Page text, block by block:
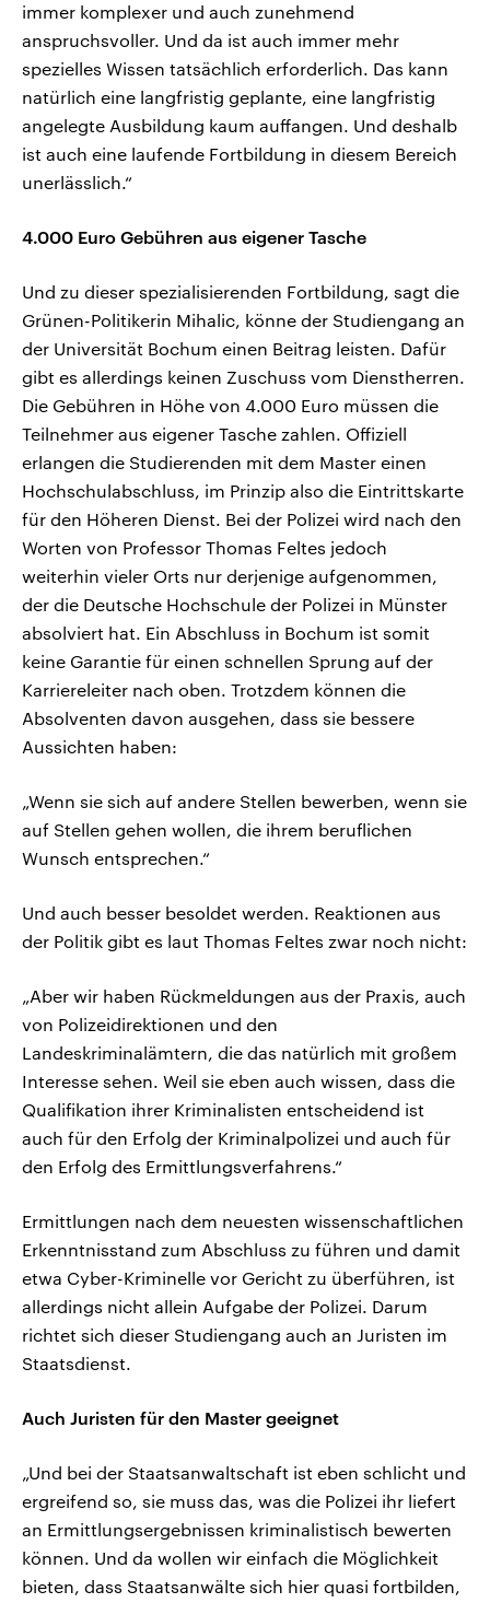
immer komplexer und auch zunehmend
anspruchsvoller. Und da ist auch immer mehr
spezielles Wissen tatsächlich erforderlich. Das kann
natürlich eine langfristig geplante, eine langfristig
angelegte Ausbildung kaum auffangen. Und deshalb
ist auch eine laufende Fortbildung in diesem Bereich
unerlässlich.“
4.000 Euro Gebühren aus eigener Tasche
Und zu dieser spezialisierenden Fortbildung, sagt die
Grünen-Politikerin Mihalic, könne der Studiengang an
der Universität Bochum einen Beitrag leisten. Dafür
gibt es allerdings keinen Zuschuss vom Dienstherren.
Die Gebühren in Höhe von 4.000 Euro müssen die
Teilnehmer aus eigener Tasche zahlen. Offiziell
erlangen die Studierenden mit dem Master einen
Hochschulabschluss, im Prinzip also die Eintrittskarte
für den Höheren Dienst. Bei der Polizei wird nach den
Worten von Professor Thomas Feltes jedoch
weiterhin vieler Orts nur derjenige aufgenommen,
der die Deutsche Hochschule der Polizei in Münster
absolviert hat. Ein Abschluss in Bochum ist somit
keine Garantie für einen schnellen Sprung auf der
Karriereleiter nach oben. Trotzdem können die
Absolventen davon ausgehen, dass sie bessere
Aussichten haben:
„Wenn sie sich auf andere Stellen bewerben, wenn sie
auf Stellen gehen wollen, die ihrem beruflichen
Wunsch entsprechen.“
Und auch besser besoldet werden. Reaktionen aus
der Politik gibt es laut Thomas Feltes zwar noch nicht:
„Aber wir haben Rückmeldungen aus der Praxis, auch
von Polizeidirektionen und den
Landeskriminalämtern, die das natürlich mit großem
Interesse sehen. Weil sie eben auch wissen, dass die
Qualifikation ihrer Kriminalisten entscheidend ist
auch für den Erfolg der Kriminalpolizei und auch für
den Erfolg des Ermittlungsverfahrens.“
Ermittlungen nach dem neuesten wissenschaftlichen
Erkenntnisstand zum Abschluss zu führen und damit
etwa Cyber-Kriminelle vor Gericht zu überführen, ist
allerdings nicht allein Aufgabe der Polizei. Darum
richtet sich dieser Studiengang auch an Juristen im
Staatsdienst.
Auch Juristen für den Master geeignet
„Und bei der Staatsanwaltschaft ist eben schlicht und
ergreifend so, sie muss das, was die Polizei ihr liefert
an Ermittlungsergebnissen kriminalistisch bewerten
können. Und da wollen wir einfach die Möglichkeit
bieten, dass Staatsanwälte sich hier quasi fortbilden,